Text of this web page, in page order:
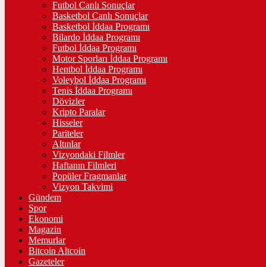
10.903,00%2,54
TAM ALTIN
43.427,00%2,54
%2,39
%-0,14
LİTECOİN
ETHEREUM
Futbol Canlı Sonuçlar
Basketbol Canlı Sonuçlar
Basketbol İddaa Programı
Bilardo İddaa Programı
Futbol İddaa Programı
Motor Sporları İddaa Programı
Hentbol İddaa Programı
Voleybol İddaa Programı
Tenis İddaa Programı
Dövizler
Kripto Paralar
Hisseler
Pariteler
Altınlar
Vizyondaki Filmler
Haftanın Filmleri
Popüler Fragmanlar
Vizyon Takvimi
Gündem
Spor
Ekonomi
Magazin
Memurlar
Bitcoin Altcoin
Gazeteler